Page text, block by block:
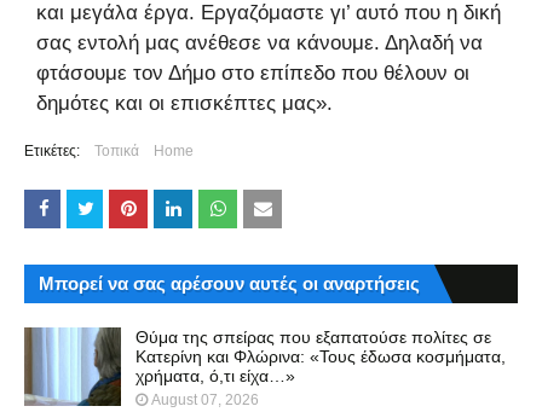
και μεγάλα έργα. Εργαζόμαστε γι’ αυτό που η δική
σας εντολή μας ανέθεσε να κάνουμε. Δηλαδή να
φτάσουμε τον Δήμο στο επίπεδο που θέλουν οι
δημότες και οι επισκέπτες μας».
Ετικέτες: Τοπικά Home
Μπορεί να σας αρέσουν αυτές οι αναρτήσεις
Θύμα της σπείρας που εξαπατούσε πολίτες σε
Κατερίνη και Φλώρινα: «Τους έδωσα κοσμήματα,
χρήματα, ό,τι είχα…»
August 07, 2026